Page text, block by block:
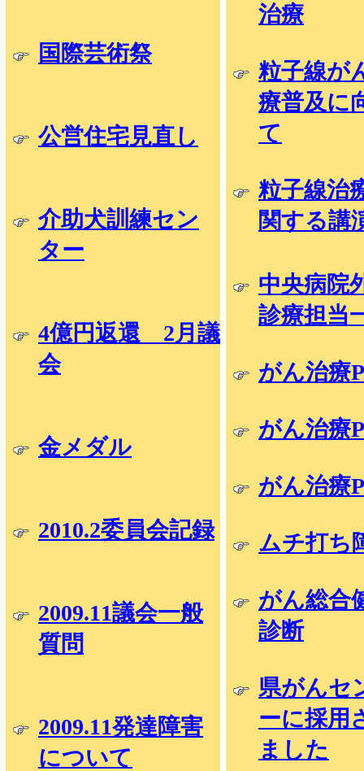
国際芸術祭
公営住宅見直し
介助犬訓練セン
ター
4億円返還 2月議
会
金メダル
2010.2委員会記録
2009.11議会一般
質問
2009.11発達障害
について
治療
粒子線が
療普及に
て
粒子線治
関する講
中央病院
診療担当
がん治療
がん治療
がん治療
ムチ打ち
がん総合
診断
県がんセ
ーに採用
ました